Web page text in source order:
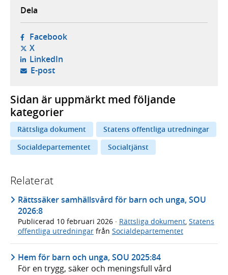
Dela
Facebook- öppnas i ny flik, extern webbplats,
X- öppnas i ny flik, extern webbplats,
LinkedIn- öppnas i ny flik, extern webbplats,
E-post- öppnar din e-postklient,
Sidan är uppmärkt med följande
kategorier
Rättsliga dokument
Statens offentliga utredningar
Socialdepartementet
Socialtjänst
Relaterat
Rättssäker samhällsvård för barn och unga, SOU
2026:8
Publicerad 10 februari 2026 · Rättsliga dokument Statens
offentliga utredningar från Socialdepartementet
Hem för barn och unga, SOU 2025:84
För en trygg, säker och meningsfull vård